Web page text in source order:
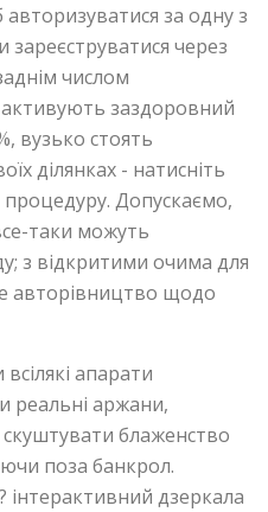
за одну з
через
числом
заздоровний
вузько стоять
ділянках - натисніть
Допускаємо,
таки можуть
з відкритими очима для
авторівництво щодо
апарати
реальні аржани,
скуштувати блаженство
поза банкрол.
дзеркала